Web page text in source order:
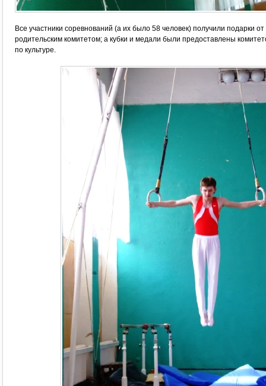
Все участники соревнований (а их было 58 человек) получили подарки
родительским комитетом; а кубки и медали были предоставлены
по культуре.